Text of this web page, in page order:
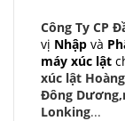
Công Ty CP
vị Nhập và
máy xúc lật
xúc lật
Đông
Lonking...